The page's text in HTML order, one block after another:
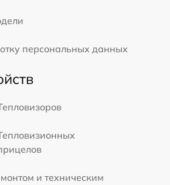
персональных данных
и техническим